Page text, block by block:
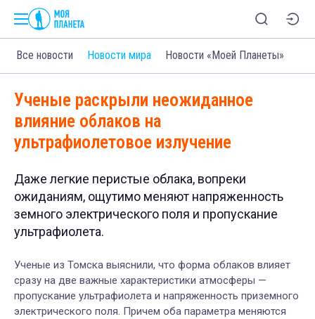
Все новости Новости мира Новости «Моей Планеты»
Ученые раскрыли неожиданное
влияние облаков на
ультрафиолетовое излучение
Даже легкие перистые облака, вопреки
ожиданиям, ощутимо меняют напряженность
земного электрического поля и пропускание
ультрафиолета.
Ученые из Томска выяснили, что форма облаков влияет
сразу на две важные характеристики атмосферы —
пропускание ультрафиолета и напряженность приземного
электрического поля. Причем оба параметра меняются